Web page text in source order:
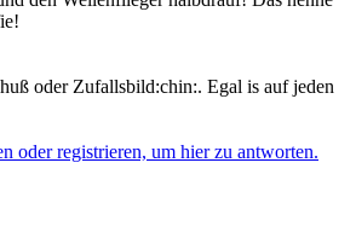
oder Zufallsbild:chin:. Egal is auf jeden
oder registrieren, um hier zu antworten.